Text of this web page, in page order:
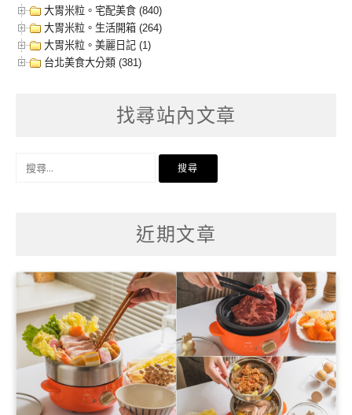
大胃米粒。宅配美食 (840)
大胃米粒。生活開箱 (264)
大胃米粒。美麗日記 (1)
台北美食大分類 (381)
找尋站內文章
近期文章